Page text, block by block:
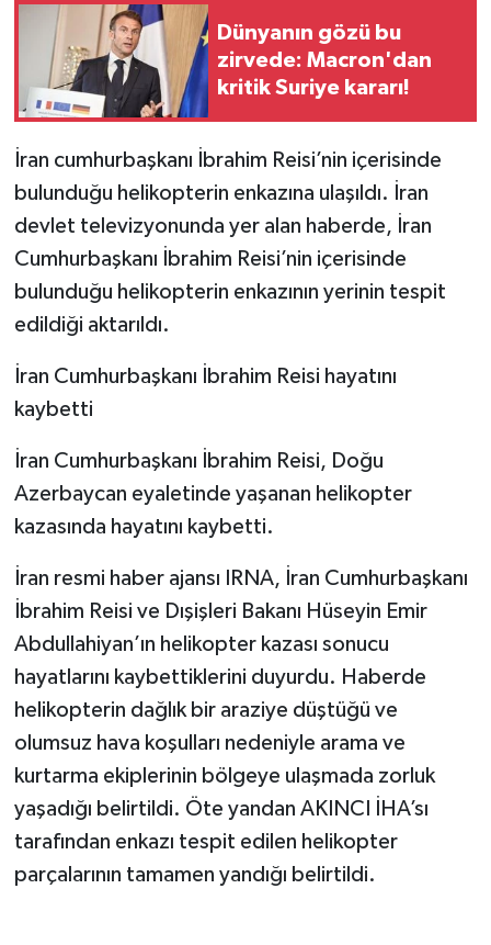
Dünyanın gözü bu
zirvede: Macron'dan
kritik Suriye kararı!
İran cumhurbaşkanı İbrahim Reisi’nin içerisinde
bulunduğu helikopterin enkazına ulaşıldı. İran
devlet televizyonunda yer alan haberde, İran
Cumhurbaşkanı İbrahim Reisi’nin içerisinde
bulunduğu helikopterin enkazının yerinin tespit
edildiği aktarıldı.
İran Cumhurbaşkanı İbrahim Reisi hayatını
kaybetti
İran Cumhurbaşkanı İbrahim Reisi, Doğu
Azerbaycan eyaletinde yaşanan helikopter
kazasında hayatını kaybetti.
İran resmi haber ajansı IRNA, İran Cumhurbaşkanı
İbrahim Reisi ve Dışişleri Bakanı Hüseyin Emir
Abdullahiyan’ın helikopter kazası sonucu
hayatlarını kaybettiklerini duyurdu. Haberde
helikopterin dağlık bir araziye düştüğü ve
olumsuz hava koşulları nedeniyle arama ve
kurtarma ekiplerinin bölgeye ulaşmada zorluk
yaşadığı belirtildi. Öte yandan AKINCI İHA’sı
tarafından enkazı tespit edilen helikopter
parçalarının tamamen yandığı belirtildi.
TREND
MEDYA
OTOMOTİV
TEKNOLOJİ
YAŞAM
KÜLTÜR SANAT